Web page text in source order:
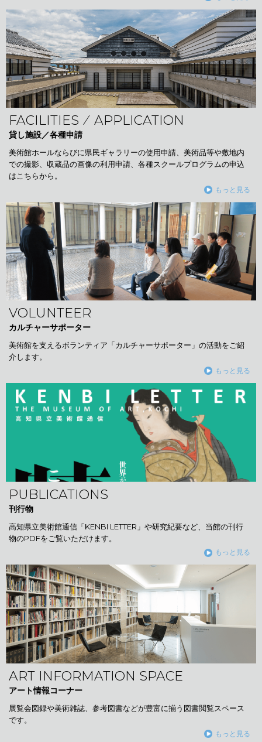
FACILITIES ⁄ APPLICATION
貸し施設／各種申請
美術館ホールならびに県民ギャラリーの使用申請、美術品等や敷地内
での撮影、収蔵品の画像の利用申請、各種スクールプログラムの申込
はこちらから。
もっと見る
VOLUNTEER
カルチャーサポーター
美術館を支えるボランティア「カルチャーサポーター」の活動をご紹
介します。
もっと見る
PUBLICATIONS
刊行物
高知県立美術館通信「KENBI LETTER」や研究紀要など、当館の刊行
物のPDFをご覧いただけます。
もっと見る
ART INFORMATION SPACE
アート情報コーナー
展覧会図録や美術雑誌、参考図書などが豊富に揃う図書閲覧スペース
です。
もっと見る